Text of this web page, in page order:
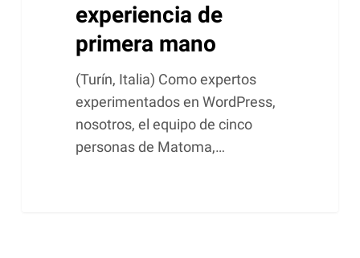
experiencia de
primera mano
(Turín, Italia) Como expertos
experimentados en WordPress,
nosotros, el equipo de cinco
personas de Matoma,…